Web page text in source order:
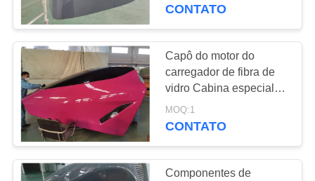
EXCURSÃO
DA
FÁBRICA
CONTROLE
DA
QUALIDADE
peças de automóvel
do frp
47
CONTATO
Capô do motor do
carregador de fibra de
vidro Cabina especial
do veículo de fibra de
vidro
MOQ:1
CONTATO
Componentes de